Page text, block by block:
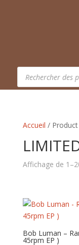
Recherche
produits
Accueil /
Affichage de
Bob Luman –
45rpm EP )